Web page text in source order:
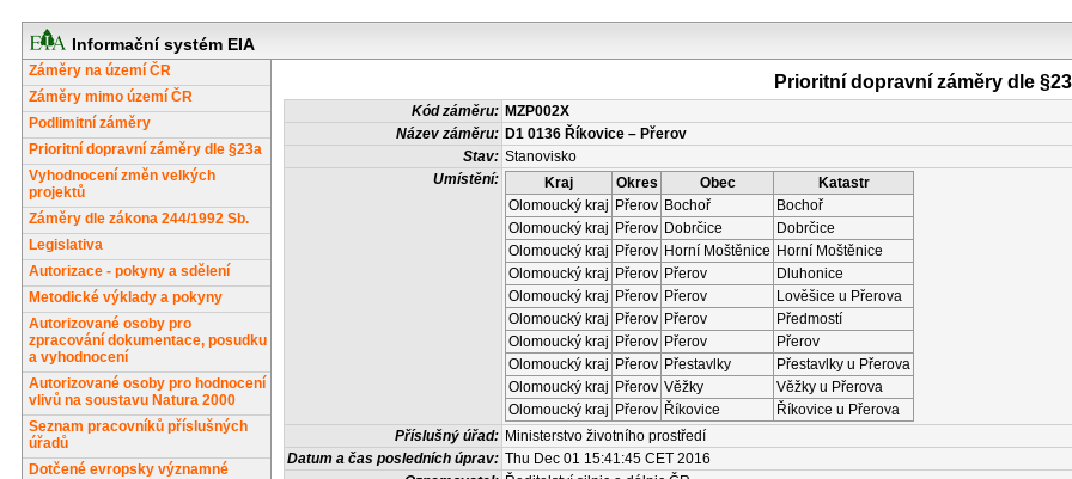
Informační systém EIA
Záměry na území ČR
Záměry mimo území ČR
Podlimitní záměry
Prioritní dopravní záměry dle §23a
Vyhodnocení změn velkých
projektů
Záměry dle zákona 244/1992 Sb.
Legislativa
Autorizace - pokyny a sdělení
Metodické výklady a pokyny
Autorizované osoby pro
zpracování dokumentace, posudku
a vyhodnocení
Autorizované osoby pro hodnocení
vlivů na soustavu Natura 2000
Seznam pracovníků příslušných
úřadů
Dotčené evropsky významné
Prioritní dopravní záměry dle
Kód záměru: MZP002X
Název záměru: D1 0136 Říkovice – Přerov
Stav: Stanovisko
Umístění:
Kraj Okres Obec
Katastr
Olomoucký kraj Přerov Bochoř
Bochoř
Olomoucký kraj Přerov Dobrčice
Dobrčice
Olomoucký kraj Přerov Horní Moštěnice Horní Moštěnice
Olomoucký kraj Přerov Přerov
Dluhonice
Olomoucký kraj Přerov Přerov
Lověšice u Přerova
Olomoucký kraj Přerov Přerov
Předmostí
Olomoucký kraj Přerov Přerov
Přerov
Olomoucký kraj Přerov Přestavlky
Přestavlky u Přerova
Olomoucký kraj Přerov Věžky
Věžky u Přerova
Olomoucký kraj Přerov Říkovice
Říkovice u Přerova
Příslušný úřad: Ministerstvo životního prostředí
Datum a čas posledních úprav: Thu Dec 01 15:41:45 CET 2016